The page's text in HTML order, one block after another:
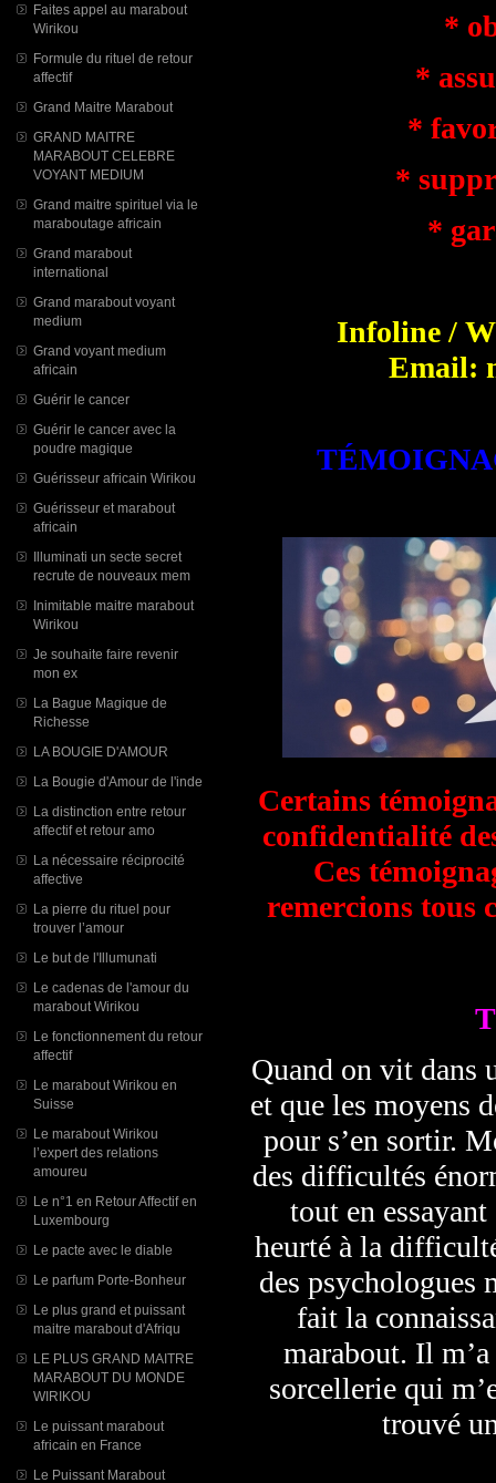
Faites appel au marabout
Wirikou
Formule du rituel de retour
affectif
Grand Maitre Marabout
GRAND MAITRE
MARABOUT CELEBRE
VOYANT MEDIUM
Grand maitre spirituel via le
maraboutage africain
Grand marabout
international
Grand marabout voyant
medium
Grand voyant medium
africain
Guérir le cancer
Guérir le cancer avec la
poudre magique
Guérisseur africain Wirikou
Guérisseur et marabout
africain
Illuminati un secte secret
recrute de nouveaux mem
Inimitable maitre marabout
Wirikou
Je souhaite faire revenir
mon ex
La Bague Magique de
Richesse
LA BOUGIE D'AMOUR
La Bougie d'Amour de l'inde
La distinction entre retour
affectif et retour amo
La nécessaire réciprocité
affective
La pierre du rituel pour
trouver l’amour
Le but de l'Illumunati
Le cadenas de l'amour du
marabout Wirikou
Le fonctionnement du retour
affectif
Le marabout Wirikou en
Suisse
Le marabout Wirikou
l’expert des relations
amoureu
Le n°1 en Retour Affectif en
Luxembourg
Le pacte avec le diable
Le parfum Porte-Bonheur
Le plus grand et puissant
maitre marabout d'Afriqu
LE PLUS GRAND MAITRE
MARABOUT DU MONDE
WIRIKOU
Le puissant marabout
africain en France
Le Puissant Marabout
*
*
*
*
*
Infoline /
Email:
Certains
confidentialité
Ces
remercions tous
Quand on vit dans
et que les moyens
pour s’en sortir.
des difficultés
tout en
heurté à la
des psychologues
fait la
marabout. Il
sorcellerie qui
trouvé